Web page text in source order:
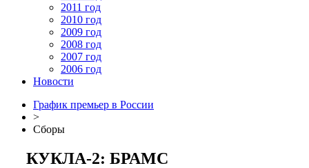
2011 год
2010 год
2009 год
2008 год
2007 год
2006 год
Новости
График премьер в России
>
Сборы
КУКЛА-2: БРАМС